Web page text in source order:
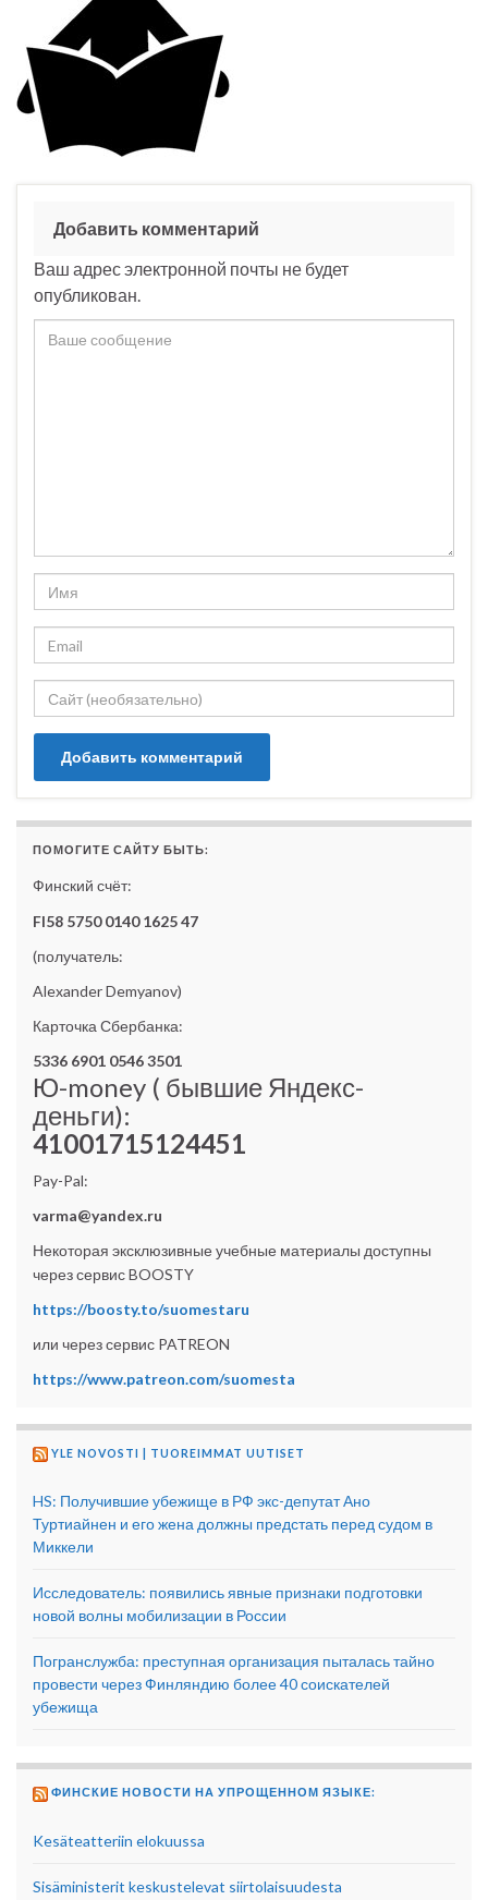
Добавить комментарий
Ваш адрес электронной почты не будет
опубликован.
ПОМОГИТЕ САЙТУ БЫТЬ:
Финский счёт:
FI58 5750 0140 1625 47
(получатель:
Alexander Demyanov)
Карточка Сбербанка:
5336 6901 0546 3501
Ю-money ( бывшие Яндекс-
деньги):
41001715124451
Pay-Pal:
varma@yandex.ru
Некоторая эксклюзивные учебные материалы доступны
через сервис BOOSTY
https://boosty.to/suomestaru
или через сервис PATREON
https://www.patreon.com/suomesta
YLE NOVOSTI | TUOREIMMAT UUTISET
HS: Получившие убежище в РФ экс-депутат Ано
Туртиайнен и его жена должны предстать перед судом в
Миккели
Исследователь: появились явные признаки подготовки
новой волны мобилизации в России
Погранслужба: преступная организация пыталась тайно
провести через Финляндию более 40 соискателей
убежища
ФИНСКИЕ НОВОСТИ НА УПРОЩЕННОМ ЯЗЫКЕ:
Kesäteatteriin elokuussa
Sisäministerit keskustelevat siirtolaisuudesta